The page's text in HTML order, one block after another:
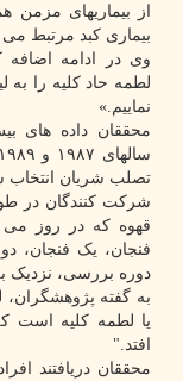
بیماری کبد مرتبط
وی در ادامه اضافه
لطمه حاد کلیه را
نماییم.»
تصلب شریان انتخاب
قهوه که در روز می
فنجان، یک فنجان،
دوره بررسی، نزدیک به ۱۷۰۰ مورد لطمه حاد کلیه ثبت
به گفته پژوهشگران،
یا لطمه کلیه است
افتد."